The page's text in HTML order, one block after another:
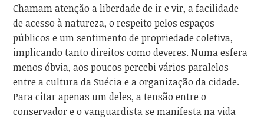
Chamam atenção a liberdade de ir e vir, a facilidade
de acesso à natureza, o respeito pelos espaços
públicos e um sentimento de propriedade coletiva,
implicando tanto direitos como deveres. Numa esfera
menos óbvia, aos poucos percebi vários paralelos
entre a cultura da Suécia e a organização da cidade.
Para citar apenas um deles, a tensão entre o
conservador e o vanguardista se manifesta na vida